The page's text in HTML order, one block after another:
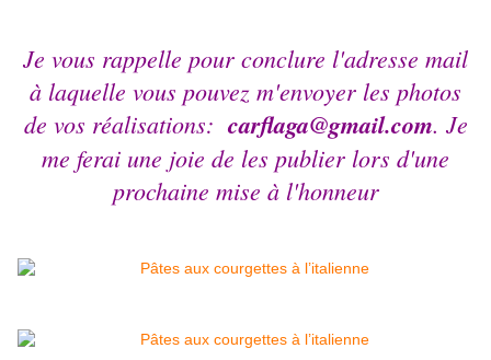
Je vous rappelle pour conclure l'adresse mail
à laquelle vous pouvez m'envoyer les photos
de vos réalisations: carflaga@gmail.com. Je
me ferai une joie de les publier lors d'une
prochaine mise à l'honneur